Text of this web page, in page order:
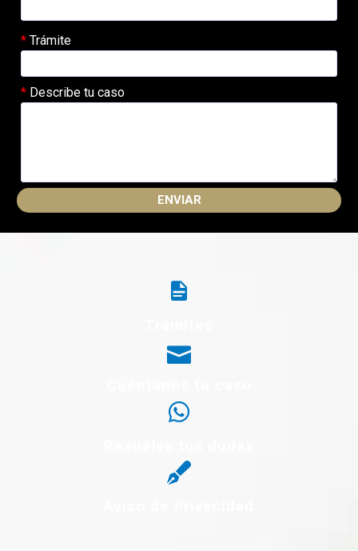
Trámite
Describe tu caso